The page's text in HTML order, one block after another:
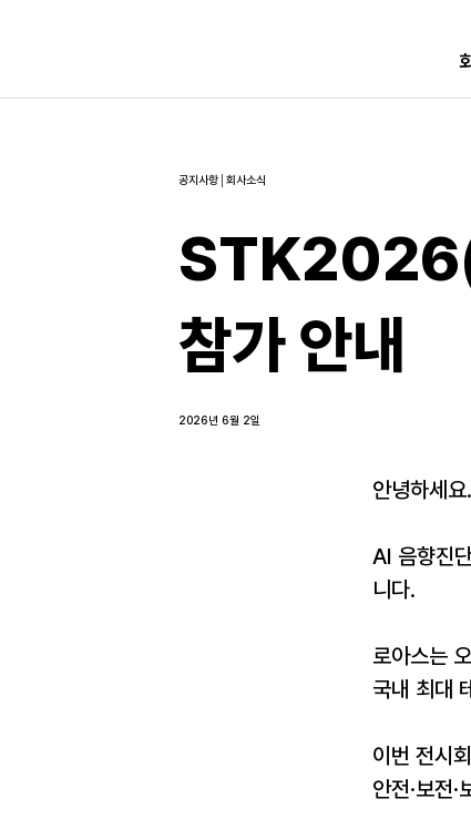
2026년 6월 2일
STK2026(
참가 안내
공지사항│회사소식
안녕하세요.
AI 음향진
니다.
로아스는
국내 최대
이번 전시
안전·보전